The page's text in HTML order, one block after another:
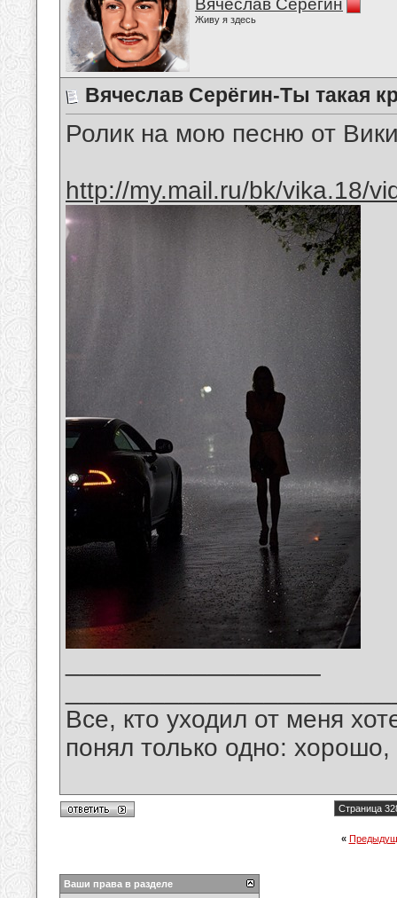
Вячеслав Серёгин
Живу я здесь
Вячеслав Серёгин-Ты такая
Ролик на мою песню от
http://my.mail.ru/bk/vika.18/
Все, кто уходил от меня
понял только одно:
Страница
«
Ваши права в разделе